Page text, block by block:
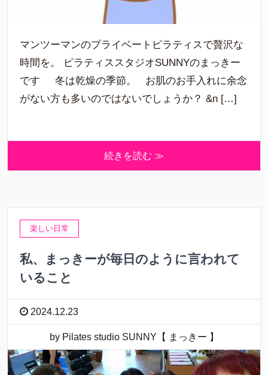
マンツーマンのプライベートピラティスで贅沢な
時間を。 ピラティススタジオSUNNYのまっきー
です 冬は乾燥の季節。 お肌のお手入れに余念
がない方も多いのではないでしょうか？ &n […]
続きを読む ≫
楽しい日常
私、まっきーが毎日のように言われて
いること
2024.12.23
by Pilates studio SUNNY【 まっきー 】